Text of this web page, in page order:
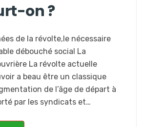
on ?
de la révolte,le nécessaire
débouché social La
La révolte actuelle
a beau être un classique
de l’âge de départ à
par les syndicats et…